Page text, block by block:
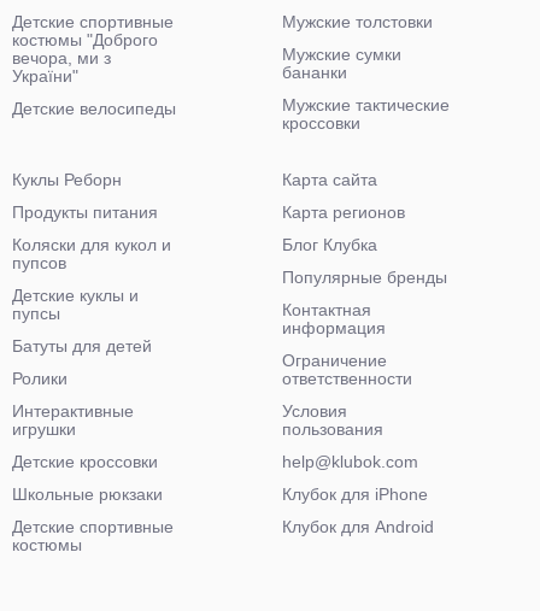
Детские спортивные
костюмы "Доброго
вечора, ми з
України"
Детские велосипеды
Мужские толстовки
Мужские сумки
бананки
Мужские тактические
кроссовки
Куклы Реборн
Продукты питания
Коляски для кукол и
пупсов
Детские куклы и
пупсы
Батуты для детей
Ролики
Интерактивные
игрушки
Детские кроссовки
Школьные рюкзаки
Детские спортивные
костюмы
Карта сайта
Карта регионов
Блог Клубка
Популярные бренды
Контактная
информация
Ограничение
ответственности
Условия
пользования
help@klubok.com
Клубок для iPhone
Клубок для Android